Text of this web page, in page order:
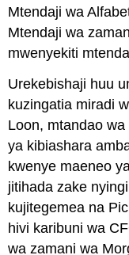
Mtendaji wa
Mtendaji wa
mwenyekiti
Urekebishaji huu
kuzingatia miradi
Loon, mtandao
ya kibiashara
kwenye maeneo
jitihada zake
kujitegemea na
hivi karibuni wa
wa zamani wa